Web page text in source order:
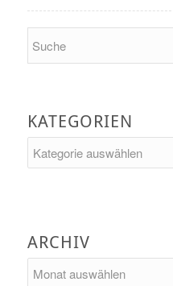
KATEGORIEN
ARCHIV